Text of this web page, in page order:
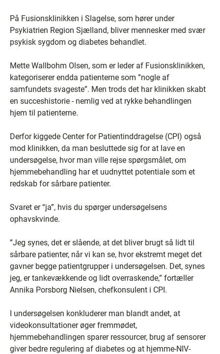
På Fusionsklinikken i Slagelse, som hører under
Psykiatrien Region Sjælland, bliver mennesker med svær
psykisk sygdom og diabetes behandlet.
Mette Wallbohm Olsen, som er leder af Fusionsklinikken,
kategoriserer endda patienterne som ”nogle af
samfundets svageste”. Men trods det har klinikken skabt
en succeshistorie - nemlig ved at rykke behandlingen
hjem til patienterne.
Derfor kiggede Center for Patientinddragelse (CPI) også
mod klinikken, da man besluttede sig for at lave en
undersøgelse, hvor man ville rejse spørgsmålet, om
hjemmebehandling har et uudnyttet potentiale som et
redskab for sårbare patienter.
Svaret er “ja”, hvis du spørger undersøgelsens
ophavskvinde.
”Jeg synes, det er slående, at det bliver brugt så lidt til
sårbare patienter, når vi kan se, hvor ekstremt meget det
gavner begge patientgrupper i undersøgelsen. Det, synes
jeg, er tankevækkende og lidt overraskende,” fortæller
Annika Porsborg Nielsen, ​​chefkonsulent i CPI.
I undersøgelsen konkluderer man blandt andet, at
videokonsultationer øger fremmødet,
hjemmebehandlingen sparer ressourcer, brug af sensorer
giver bedre regulering af diabetes og at hjemme-NIV-